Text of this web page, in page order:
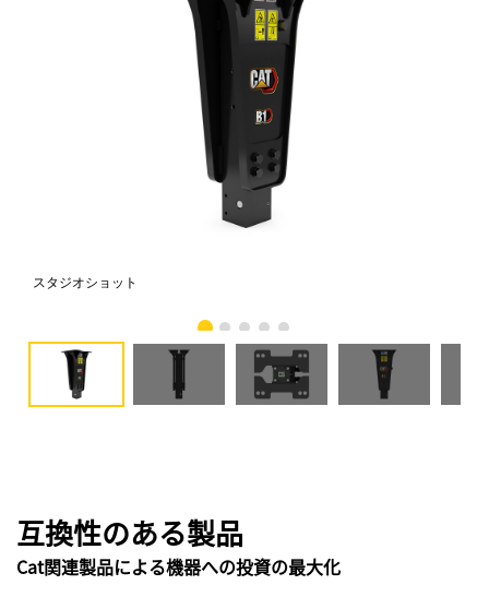
スタジオショット
互換性のある製品
Cat関連製品による機器への投資の最大化